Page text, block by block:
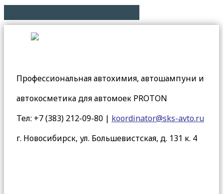
Профессиональная автохимия, автошампуни и
автокосметика для автомоек PROTON
Тел: +7 (383) 212-09-80 | koordinator@sks-avto.ru
г. Новосибирск, ул. Большевистская, д. 131 к. 4